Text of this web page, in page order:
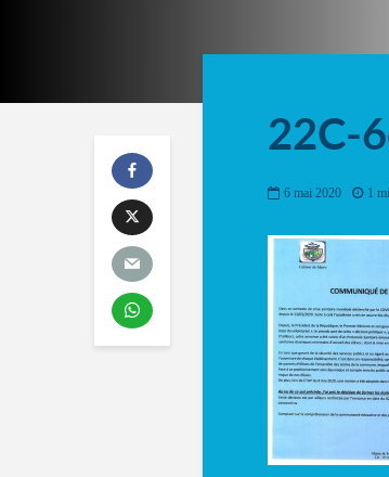
22C-
6 mai 2020 1